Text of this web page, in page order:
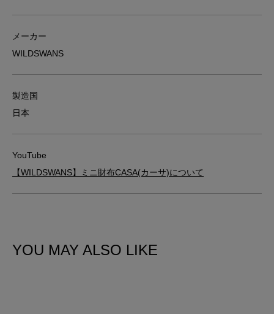
メーカー
WILDSWANS
製造国
日本
YouTube
【WILDSWANS】ミニ財布CASA(カーサ)について
YOU MAY ALSO LIKE